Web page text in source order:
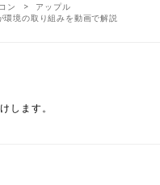
ン
アップル
環境の取り組みを動画で解説
します。